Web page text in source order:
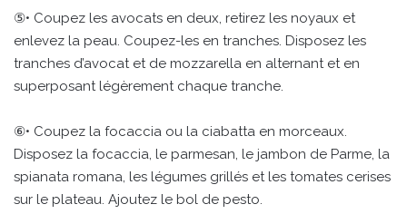
⑤• Coupez les avocats en deux, retirez les noyaux et
enlevez la peau. Coupez-les en tranches. Disposez les
tranches d’avocat et de mozzarella en alternant et en
superposant légèrement chaque tranche.
⑥• Coupez la focaccia ou la ciabatta en morceaux.
Disposez la focaccia, le parmesan, le jambon de Parme, la
spianata romana, les légumes grillés et les tomates cerises
sur le plateau. Ajoutez le bol de pesto.